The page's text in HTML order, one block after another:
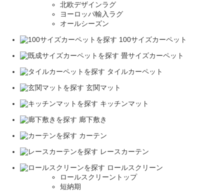
北欧デザインラグ
ヨーロッパ輸入ラグ
オールシーズン
100サイズカーペット
畳サイズカーペット
タイルカーペット
玄関マット
キッチンマット
廊下敷き
カーテン
レースカーテン
ロールスクリーン
ロールスクリーントップ
短納期